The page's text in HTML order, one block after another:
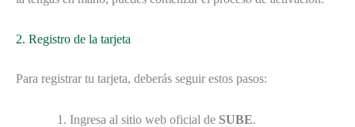
2. Registro de la tarjeta
Para registrar tu tarjeta, deberás seguir estos pasos:
Ingresa al sitio web oficial de SUBE.